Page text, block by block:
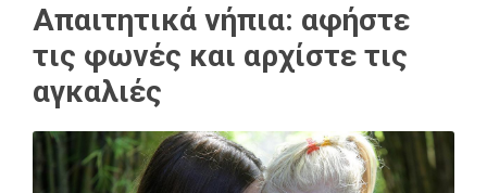
Απαιτητικά νήπια: αφήστε
τις φωνές και αρχίστε τις
αγκαλιές